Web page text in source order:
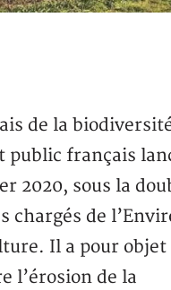
de la
public français
2020, sous la
chargés de
Il a pour objet
l’érosion de la